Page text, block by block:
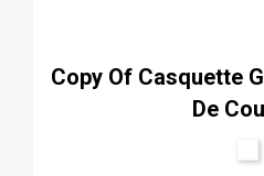
Copy Of Casquette
De